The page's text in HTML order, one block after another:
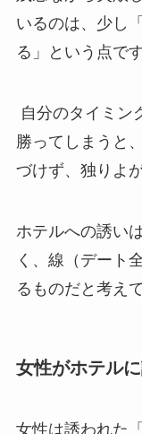
いるのは、少し
る」という点です
自分のタイミン
勝ってしまうと
づけず、独りよ
ホテルへの誘い
く、線（デート
るものだと考え
女性がホテル
女性は誘われた